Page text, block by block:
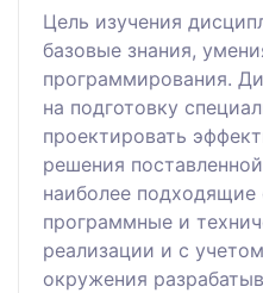
Цель изучения
базовые знания,
программирования.
на подготовку
проектировать
решения
наиболее
программные и
реализации и с
окружения